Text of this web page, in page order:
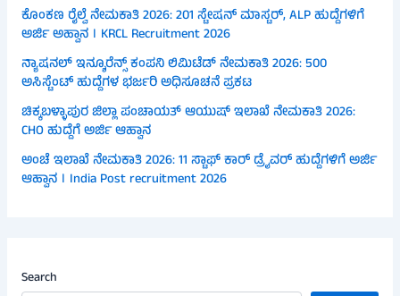
ಕೊಂಕಣ ರೈಲ್ವೆ ನೇಮಕಾತಿ 2026: 201 ಸ್ಟೇಷನ್ ಮಾಸ್ಟರ್, ALP ಹುದ್ದೆಗಳಿಗೆ
ಅರ್ಜಿ ಅಹ್ವಾನ । KRCL Recruitment 2026
ನ್ಯಾಷನಲ್ ಇನ್ಶೂರೆನ್ಸ್ ಕಂಪನಿ ಲಿಮಿಟೆಡ್ ನೇಮಕಾತಿ 2026: 500
ಅಸಿಸ್ಟೆಂಟ್ ಹುದ್ದೆಗಳ ಭರ್ಜರಿ ಅಧಿಸೂಚನೆ ಪ್ರಕಟ
ಚಿಕ್ಕಬಳ್ಳಾಪುರ ಜಿಲ್ಲಾ ಪಂಚಾಯತ್ ಆಯುಷ್ ಇಲಾಖೆ ನೇಮಕಾತಿ 2026:
CHO ಹುದ್ದೆಗೆ ಅರ್ಜಿ ಆಹ್ವಾನ
ಅಂಚೆ ಇಲಾಖೆ ನೇಮಕಾತಿ 2026: 11 ಸ್ಟಾಫ್ ಕಾರ್ ಡ್ರೈವರ್ ಹುದ್ದೆಗಳಿಗೆ ಅರ್ಜಿ
ಆಹ್ವಾನ । India Post recruitment 2026
Search